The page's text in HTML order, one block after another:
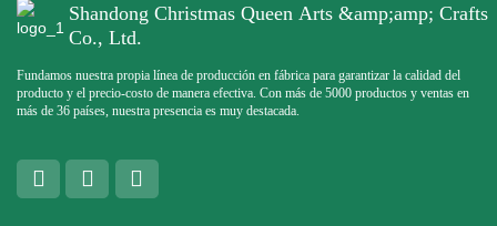
Shandong Christmas Queen Arts &amp;amp; Crafts
Co., Ltd.
Fundamos nuestra propia línea de producción en fábrica para garantizar la calidad del
producto y el precio-costo de manera efectiva. Con más de 5000 productos y ventas en
más de 36 países, nuestra presencia es muy destacada.